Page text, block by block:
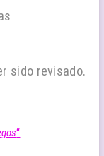
sido revisado.
“